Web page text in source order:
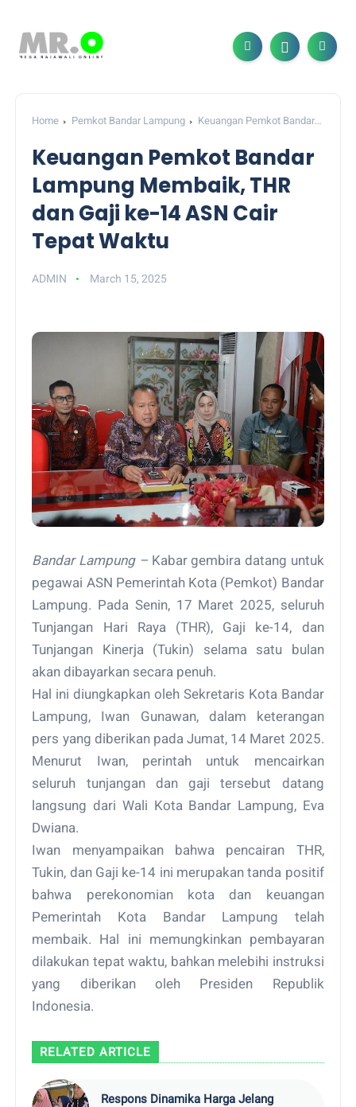
Home Pemkot Bandar Lampung
Keuangan Pemkot Bandar
Keuangan Pemkot Bandar
Lampung Membaik, THR
dan Gaji ke-14 ASN Cair
Tepat Waktu
ADMIN March 15, 2025
Bandar Lampung – Kabar gembira datang untuk
pegawai ASN Pemerintah Kota (Pemkot) Bandar
Lampung. Pada Senin, 17 Maret 2025, seluruh
Tunjangan Hari Raya (THR), Gaji ke-14, dan
Tunjangan Kinerja (Tukin) selama satu bulan
akan dibayarkan secara penuh.
Hal ini diungkapkan oleh Sekretaris Kota Bandar
Lampung, Iwan Gunawan, dalam keterangan
pers yang diberikan pada Jumat, 14 Maret 2025.
Menurut Iwan, perintah untuk mencairkan
seluruh tunjangan dan gaji tersebut datang
langsung dari Wali Kota Bandar Lampung, Eva
Dwiana.
Iwan menyampaikan bahwa pencairan THR,
Tukin, dan Gaji ke-14 ini merupakan tanda positif
bahwa perekonomian kota dan keuangan
Pemerintah Kota Bandar Lampung telah
membaik. Hal ini memungkinkan pembayaran
dilakukan tepat waktu, bahkan melebihi instruksi
yang diberikan oleh Presiden Republik
Indonesia.
RELATED ARTICLE
Respons Dinamika Harga Jelang